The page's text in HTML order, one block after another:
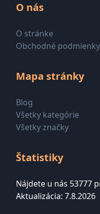
O nás
O stránke
Obchodné podmienky
Mapa stránky
Blog
Všetky kategórie
Všetky značky
Štatistiky
Nájdete u nás 53777
Aktualizácia: 7.8.2026